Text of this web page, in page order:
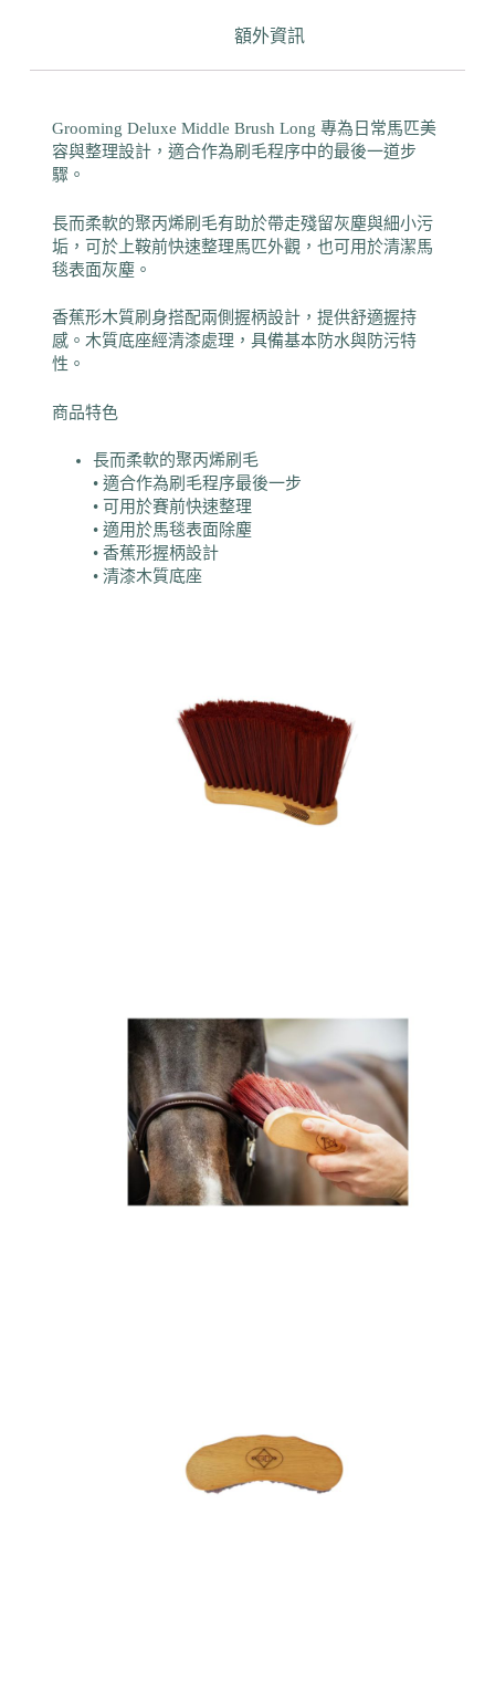
額外資訊
Grooming Deluxe Middle Brush Long 專為日常馬匹美
容與整理設計，適合作為刷毛程序中的最後一道步
驟。
長而柔軟的聚丙烯刷毛有助於帶走殘留灰塵與細小污
垢，可於上鞍前快速整理馬匹外觀，也可用於清潔馬
毯表面灰塵。
香蕉形木質刷身搭配兩側握柄設計，提供舒適握持
感。木質底座經清漆處理，具備基本防水與防污特
性。
商品特色
長而柔軟的聚丙烯刷毛
• 適合作為刷毛程序最後一步
• 可用於賽前快速整理
• 適用於馬毯表面除塵
• 香蕉形握柄設計
• 清漆木質底座